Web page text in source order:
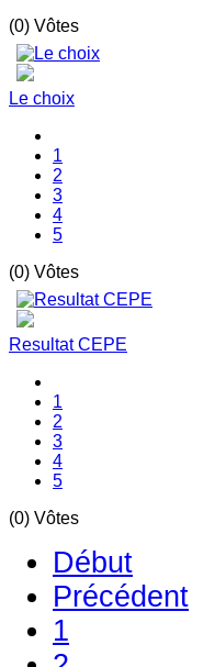
(0) Vôtes
Le choix
1
2
3
4
5
(0) Vôtes
Resultat CEPE
1
2
3
4
5
(0) Vôtes
Début
Précédent
1